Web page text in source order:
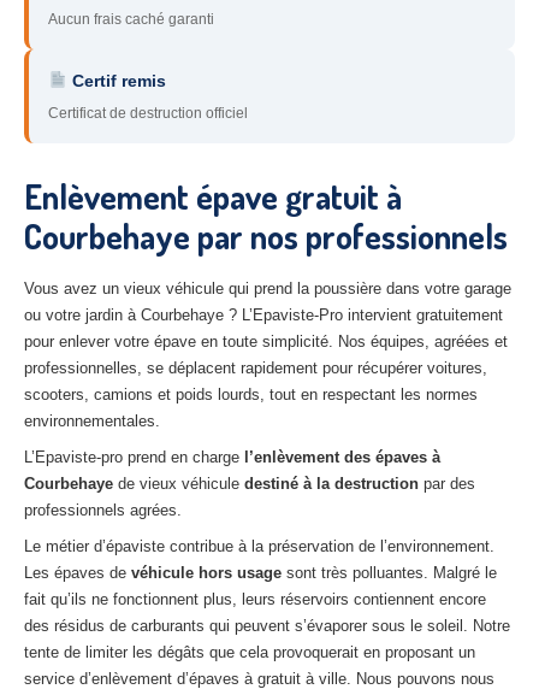
45 – Loiret
10– Aube
– Aisne
Tousles secteurs
VHU AGRÉE
Centreagréé VHU Paris 75 : casse auto avec destruction
Centreagréé VHU 77 : casse auto avec destruction
agréé VHU 78 : casse auto avec destruction
Centreagréé VHU 91 : casse auto avec destruction
Centreagréé VHU 92 : casse auto avec destruction
Centreagréé VHU 93 : casse auto avec destruction
Aucun frais caché garanti
Certif remis
Certificat de destruction officiel
Enlèvement épave gratuit à
Courbehaye par nos professionnels
Vous avez un vieux véhicule qui prend la poussière dans votre garage
ou votre jardin à Courbehaye ? L’Epaviste-Pro intervient gratuitement
pour enlever votre épave en toute simplicité. Nos équipes, agréées et
professionnelles, se déplacent rapidement pour récupérer voitures,
scooters, camions et poids lourds, tout en respectant les normes
environnementales.
L’Epaviste-pro prend en charge l’enlèvement des épaves à
Courbehaye de vieux véhicule destiné à la destruction par des
professionnels agrées.
Le métier d’épaviste contribue à la préservation de l’environnement.
Les épaves de véhicule hors usage sont très polluantes. Malgré le
fait qu’ils ne fonctionnent plus, leurs réservoirs contiennent encore
des résidus de carburants qui peuvent s’évaporer sous le soleil. Notre
tente de limiter les dégâts que cela provoquerait en proposant un
service d’enlèvement d’épaves à gratuit à ville. Nous pouvons nous